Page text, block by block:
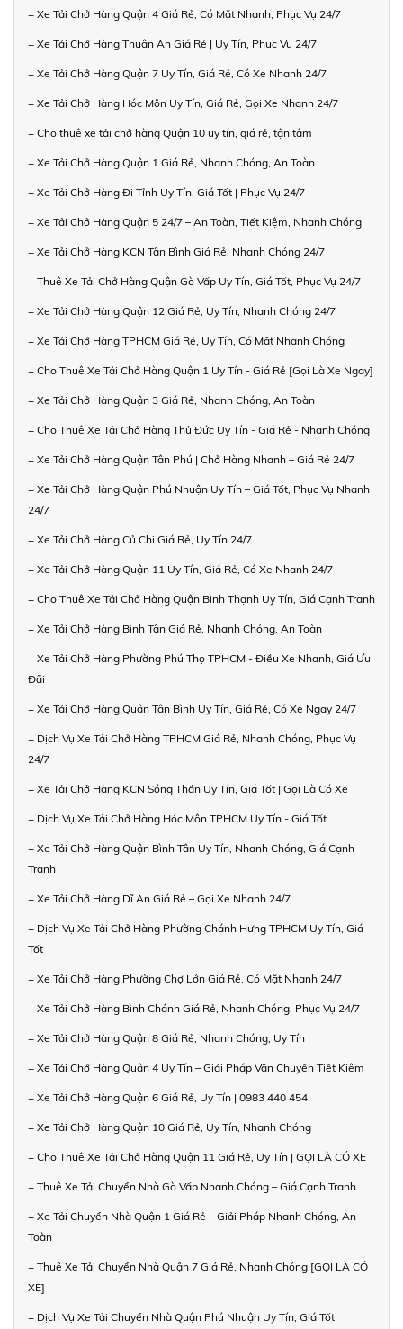
+ Xe Tải Chở Hàng Quận 4 Giá Rẻ, Có Mặt Nhanh, Phục Vụ 24/7
+ Xe Tải Chở Hàng Thuận An Giá Rẻ | Uy Tín, Phục Vụ 24/7
+ Xe Tải Chở Hàng Quận 7 Uy Tín, Giá Rẻ, Có Xe Nhanh 24/7
+ Xe Tải Chở Hàng Hóc Môn Uy Tín, Giá Rẻ, Gọi Xe Nhanh 24/7
+ Cho thuê xe tải chở hàng Quận 10 uy tín, giá rẻ, tận tâm
+ Xe Tải Chở Hàng Quận 1 Giá Rẻ, Nhanh Chóng, An Toàn
+ Xe Tải Chở Hàng Đi Tỉnh Uy Tín, Giá Tốt | Phục Vụ 24/7
+ Xe Tải Chở Hàng Quận 5 24/7 – An Toàn, Tiết Kiệm, Nhanh Chóng
+ Xe Tải Chở Hàng KCN Tân Bình Giá Rẻ, Nhanh Chóng 24/7
+ Thuê Xe Tải Chở Hàng Quận Gò Vấp Uy Tín, Giá Tốt, Phục Vụ 24/7
+ Xe Tải Chở Hàng Quận 12 Giá Rẻ, Uy Tín, Nhanh Chóng 24/7
+ Xe Tải Chở Hàng TPHCM Giá Rẻ, Uy Tín, Có Mặt Nhanh Chóng
+ Cho Thuê Xe Tải Chở Hàng Quận 1 Uy Tín - Giá Rẻ [Gọi Là Xe Ngay]
+ Xe Tải Chở Hàng Quận 3 Giá Rẻ, Nhanh Chóng, An Toàn
+ Cho Thuê Xe Tải Chở Hàng Thủ Đức Uy Tín - Giá Rẻ - Nhanh Chóng
+ Xe Tải Chở Hàng Quận Tân Phú | Chở Hàng Nhanh – Giá Rẻ 24/7
+ Xe Tải Chở Hàng Quận Phú Nhuận Uy Tín – Giá Tốt, Phục Vụ Nhanh
24/7
+ Xe Tải Chở Hàng Củ Chi Giá Rẻ, Uy Tín 24/7
+ Xe Tải Chở Hàng Quận 11 Uy Tín, Giá Rẻ, Có Xe Nhanh 24/7
+ Cho Thuê Xe Tải Chở Hàng Quận Bình Thạnh Uy Tín, Giá Cạnh Tranh
+ Xe Tải Chở Hàng Bình Tân Giá Rẻ, Nhanh Chóng, An Toàn
+ Xe Tải Chở Hàng Phường Phú Thọ TPHCM - Điều Xe Nhanh, Giá Ưu
Đãi
+ Xe Tải Chở Hàng Quận Tân Bình Uy Tín, Giá Rẻ, Có Xe Ngay 24/7
+ Dịch Vụ Xe Tải Chở Hàng TPHCM Giá Rẻ, Nhanh Chóng, Phục Vụ
24/7
+ Xe Tải Chở Hàng KCN Sóng Thần Uy Tín, Giá Tốt | Gọi Là Có Xe
+ Dịch Vụ Xe Tải Chở Hàng Hóc Môn TPHCM Uy Tín - Giá Tốt
+ Xe Tải Chở Hàng Quận Bình Tân Uy Tín, Nhanh Chóng, Giá Cạnh
Tranh
+ Xe Tải Chở Hàng Dĩ An Giá Rẻ – Gọi Xe Nhanh 24/7
+ Dịch Vụ Xe Tải Chở Hàng Phường Chánh Hưng TPHCM Uy Tín, Giá
Tốt
+ Xe Tải Chở Hàng Phường Chợ Lớn Giá Rẻ, Có Mặt Nhanh 24/7
+ Xe Tải Chở Hàng Bình Chánh Giá Rẻ, Nhanh Chóng, Phục Vụ 24/7
+ Xe Tải Chở Hàng Quận 8 Giá Rẻ, Nhanh Chóng, Uy Tín
+ Xe Tải Chở Hàng Quận 4 Uy Tín – Giải Pháp Vận Chuyển Tiết Kiệm
+ Xe Tải Chở Hàng Quận 6 Giá Rẻ, Uy Tín | 0983 440 454
+ Xe Tải Chở Hàng Quận 10 Giá Rẻ, Uy Tín, Nhanh Chóng
+ Cho Thuê Xe Tải Chở Hàng Quận 11 Giá Rẻ, Uy Tín | GỌI LÀ CÓ XE
+ Thuê Xe Tải Chuyển Nhà Gò Vấp Nhanh Chóng – Giá Cạnh Tranh
+ Xe Tải Chuyển Nhà Quận 1 Giá Rẻ – Giải Pháp Nhanh Chóng, An
Toàn
+ Thuê Xe Tải Chuyển Nhà Quận 7 Giá Rẻ, Nhanh Chóng [GỌI LÀ CÓ
XE]
+ Dịch Vụ Xe Tải Chuyển Nhà Quận Phú Nhuận Uy Tín, Giá Tốt